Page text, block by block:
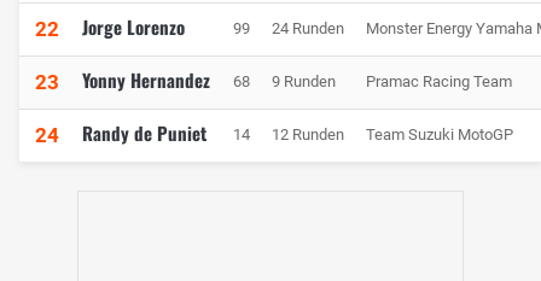
22 Jorge Lorenzo 99 24 Runden Monster Energy Yamaha
23 Yonny Hernandez 68 9 Runden Pramac Racing Team
24 Randy de Puniet 14 12 Runden Team Suzuki MotoGP